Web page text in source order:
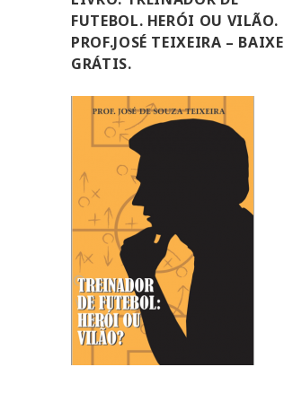
FUTEBOL. HERÓI OU VILÃO.
PROF.JOSÉ TEIXEIRA – BAIXE
GRÁTIS.